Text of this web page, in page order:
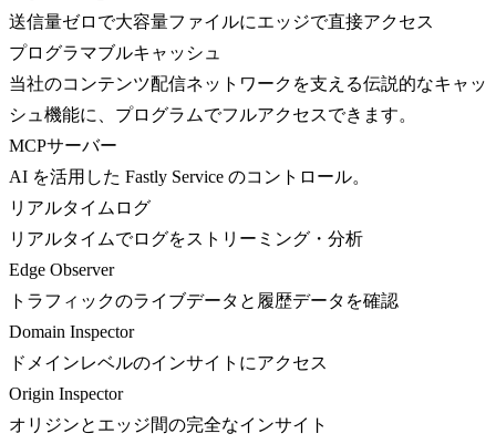
送信量ゼロで大容量ファイルにエッジで直接アクセス
プログラマブルキャッシュ
当社のコンテンツ配信ネットワークを支える伝説的なキャッ
シュ機能に、プログラムでフルアクセスできます。
MCPサーバー
AI を活用した Fastly Service のコントロール。
リアルタイムログ
リアルタイムでログをストリーミング・分析
Edge Observer
トラフィックのライブデータと履歴データを確認
Domain Inspector
ドメインレベルのインサイトにアクセス
Origin Inspector
オリジンとエッジ間の完全なインサイト